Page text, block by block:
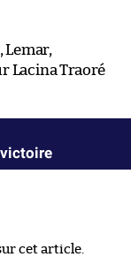
Lemar,
Lacina Traoré
cet article.